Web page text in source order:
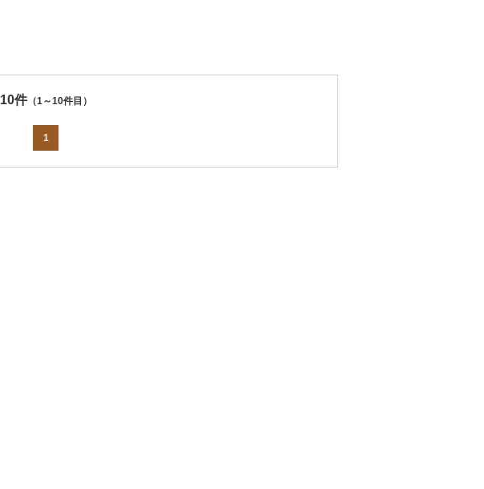
10件（1～10件目）
1